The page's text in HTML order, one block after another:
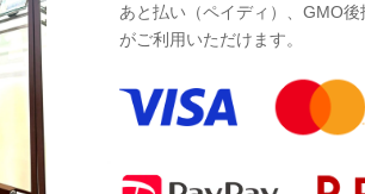
あと払い（ペイディ）、GMO
がご利用いただけます。